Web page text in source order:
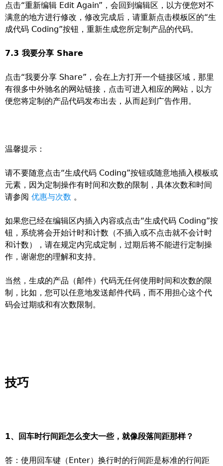
点击“重新编辑 Edit Again”，会回到编辑区，以方便您对不
满意的地方进行修改，修改完成后，请重新点击模板区的“生
成代码 Coding”按钮，重新生成您所定制产品的代码。
7.3 我要分享 Share
点击“我要分享 Share”，会在上方打开一个链接区域，那里
有很多中外驰名的网站链接，点击可进入相应的网站，以方
便您将定制的产品代码发布出去，从而起到广告作用。
温馨提示：
请不要随意点击“生成代码 Coding”按钮或随意地插入模板或
元素，因为定制操作有时间和次数的限制，具体次数和时间
请参阅 优惠与次数 。
如果您已经在编辑区内插入内容或点击“生成代码 Coding”按
钮，系统将会开始计时和计数（不插入或不点击就不会计时
和计数），请在规定内完成定制，过期后将不能进行定制操
作，谢谢您的理解和支持。
当然，生成的产品（邮件）代码无任何使用时间和次数的限
制，比如，您可以任意地发送邮件代码，而不用担心这个代
码会过期或和有次数限制。
技巧
1、回车时行间距怎么变大一些，就像段落间距那样？
答：使用回车键（Enter）换行时的行间距是标准的行间距